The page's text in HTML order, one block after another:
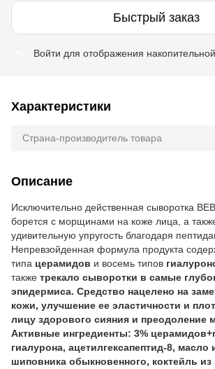
Быстрый заказ
Войти для отображения
Характеристики
Страна-производитель товара
Описание
Исключительно действенная сыворотка
борется с морщинами на коже лица, а
удивительную упругость благодаря
Непревзойденная формула продукта
типа церамидов и восемь типов
также трекало сыворотки в самые
эпидермиса. Средство нацелено на
кожи, улучшение ее эластичности и
лицу здорового сияния и преодоление
Активные ингредиенты: 3%
гиалурона, ацетилгексапептид-8, масло
шиповника обыкновенного, коктейль